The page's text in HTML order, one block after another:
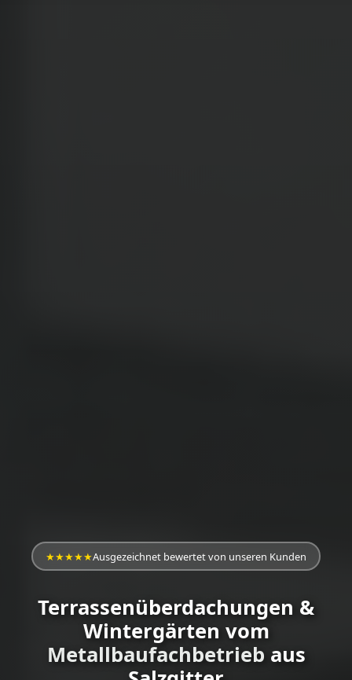
★★★★★Ausgezeichnet bewertet von unseren Kunden
Terrassenüberdachungen &
Wintergärten vom
Metallbaufachbetrieb aus